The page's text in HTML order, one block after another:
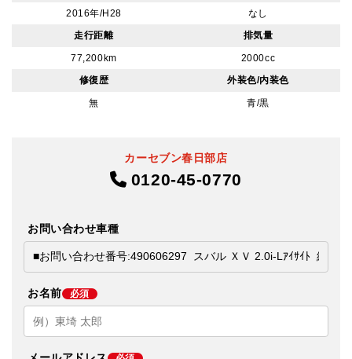
2016年/H28
なし
走行距離
排気量
77,200km
2000cc
修復歴
外装色/内装色
無 青/黒
カーセブン春日部店
0120-45-0770
お問い合わせ車種
お名前 必須